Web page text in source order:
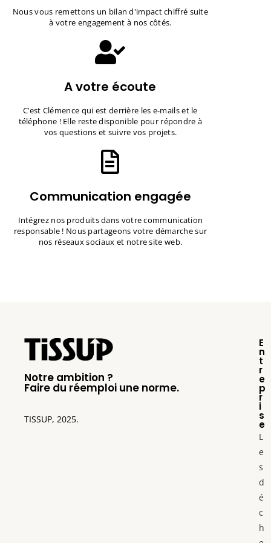
Nous vous remettons un bilan d'impact chiffré suite
à votre engagement à nos côtés.
A votre écoute
C’est Clémence qui est derrière les e-mails et le
téléphone ! Elle reste disponible pour répondre à
vos questions et suivre vos projets.
Communication engagée
Intégrez nos produits dans votre communication
responsable ! Nous partageons votre démarche sur
nos réseaux sociaux et notre site web.
Notre ambition ?
Faire du réemploi une norme.
TISSUP, 2025.
E
n
t
r
e
p
r
i
s
e
L
e
s
d
é
c
h